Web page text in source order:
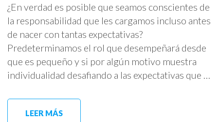
¿En verdad es posible que seamos conscientes de
la responsabilidad que les cargamos incluso antes
de nacer con tantas expectativas?
Predeterminamos el rol que desempeñará desde
que es pequeño y si por algún motivo muestra
individualidad desafiando a las expectativas que …
LEER MÁS